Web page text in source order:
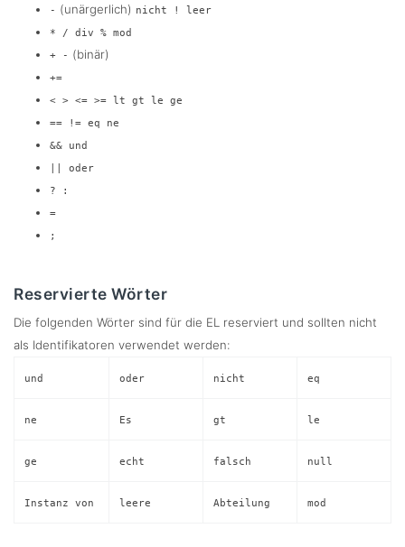
- (unärgerlich) nicht ! leer
* / div % mod
+ - (binär)
+=
< > <= >= lt gt le ge
== != eq ne
&& und
|| oder
? :
=
;
Reservierte Wörter
Die folgenden Wörter sind für die EL reserviert und sollten nicht
als Identifikatoren verwendet werden:
und oder nicht eq
ne Es gt le
ge echt falsch null
Instanz von leere Abteilung mod